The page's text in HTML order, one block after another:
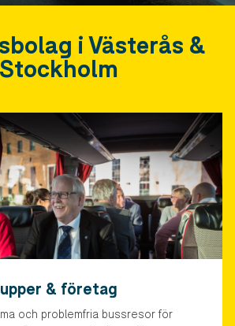
i Västerås &
Stockholm
& företag
och problemfria bussresor för